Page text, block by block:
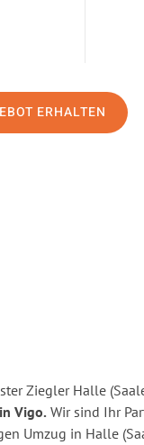
ERHALTEN
Ziegler Halle
Vigo. Wir sind Ihr
Umzug in Halle